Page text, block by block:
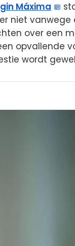
Máxima
niet vanwege
over een
opvallende
wordt